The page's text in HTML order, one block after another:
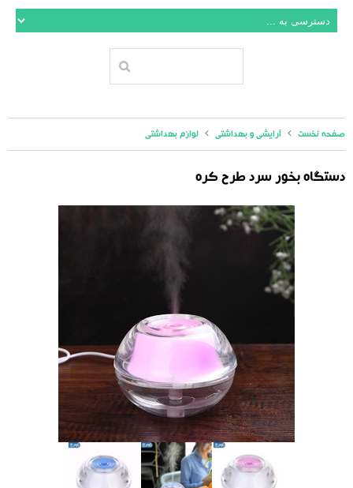
صفحه نخست آرایشی و بهداشتی لوازم بهداشتی
دستگاه بخور سرد طرح کره